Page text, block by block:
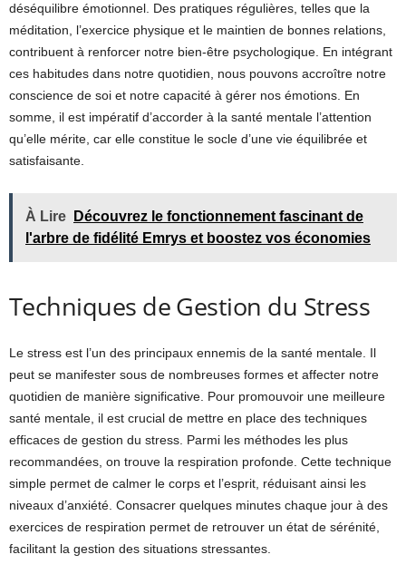
déséquilibre émotionnel. Des pratiques régulières, telles que la
méditation, l’exercice physique et le maintien de bonnes relations,
contribuent à renforcer notre bien-être psychologique. En intégrant
ces habitudes dans notre quotidien, nous pouvons accroître notre
conscience de soi et notre capacité à gérer nos émotions. En
somme, il est impératif d’accorder à la santé mentale l’attention
qu’elle mérite, car elle constitue le socle d’une vie équilibrée et
satisfaisante.
À Lire
Découvrez le fonctionnement fascinant de
l'arbre de fidélité Emrys et boostez vos économies
Techniques de Gestion du Stress
Le stress est l’un des principaux ennemis de la santé mentale. Il
peut se manifester sous de nombreuses formes et affecter notre
quotidien de manière significative. Pour promouvoir une meilleure
santé mentale, il est crucial de mettre en place des techniques
efficaces de gestion du stress. Parmi les méthodes les plus
recommandées, on trouve la respiration profonde. Cette technique
simple permet de calmer le corps et l’esprit, réduisant ainsi les
niveaux d’anxiété. Consacrer quelques minutes chaque jour à des
exercices de respiration permet de retrouver un état de sérénité,
facilitant la gestion des situations stressantes.